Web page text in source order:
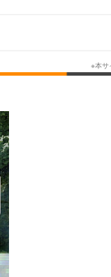
ブログ
その他
グルメ